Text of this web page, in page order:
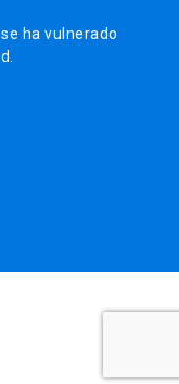
ha vulnerado